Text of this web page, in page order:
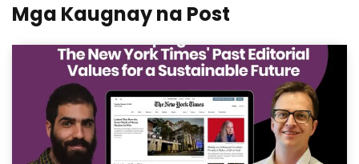
Mga Kaugnay na Post